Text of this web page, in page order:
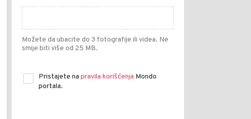
Možete da ubacite do 3 fotografije ili videa. Ne
smije biti više od 25 MB.
Pristajete na pravila korišćenja Mondo
portala.